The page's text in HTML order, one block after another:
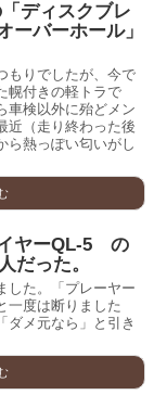
ディスクブレ
ーバーホール」
もりでしたが、今で
幌付きの軽トラで
車検以外に殆どメン
近（走り終わった後
ら熱っぽい匂いがし
ヤーQL-5 の
だった。
した。「プレーヤー
一度は断りました
ダメ元なら」と引き